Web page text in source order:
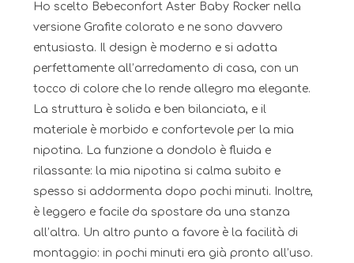
Ho scelto Bebeconfort Aster Baby Rocker nella
versione Grafite colorato e ne sono davvero
entusiasta. Il design è moderno e si adatta
perfettamente all’arredamento di casa, con un
tocco di colore che lo rende allegro ma elegante.
La struttura è solida e ben bilanciata, e il
materiale è morbido e confortevole per la mia
nipotina. La funzione a dondolo è fluida e
rilassante: la mia nipotina si calma subito e
spesso si addormenta dopo pochi minuti. Inoltre,
è leggero e facile da spostare da una stanza
all’altra. Un altro punto a favore è la facilità di
montaggio: in pochi minuti era già pronto all’uso.